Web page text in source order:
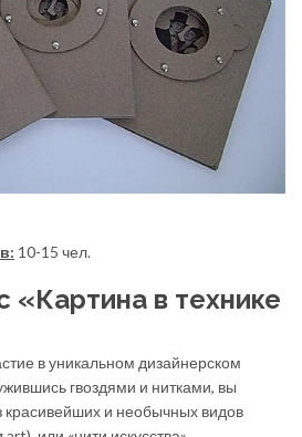
10-15 чел.
«Картина в технике
в уникальном дизайнерском
гвоздями и нитками, вы
красивейших и необычных видов